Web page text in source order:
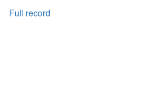
Full record